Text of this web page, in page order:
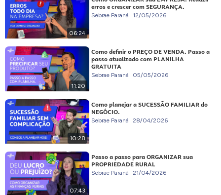
06:24
erros e crescer com SEGURANÇA.
Sebrae Paraná 12/05/2026
11:20
Como definir o PREÇO DE VENDA. Passo a
passo atualizado com PLANILHA
GRATUITA
Sebrae Paraná 05/05/2026
10:28
Como planejar a SUCESSÃO FAMILIAR do
NEGÓCIO.
Sebrae Paraná 28/04/2026
07:43
Passo a passo para ORGANIZAR sua
PROPRIEDADE RURAL
Sebrae Paraná 21/04/2026